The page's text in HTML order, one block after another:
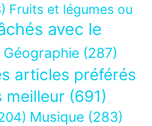
Fruits et légumes ou
avec le
Géographie (287)
articles préférés
(691)
Musique (283)